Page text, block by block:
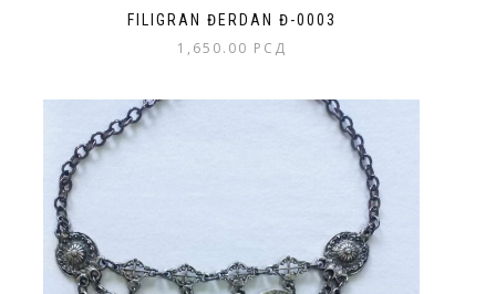
FILIGRAN ĐERDAN Đ-0003
1,650.00 РСД